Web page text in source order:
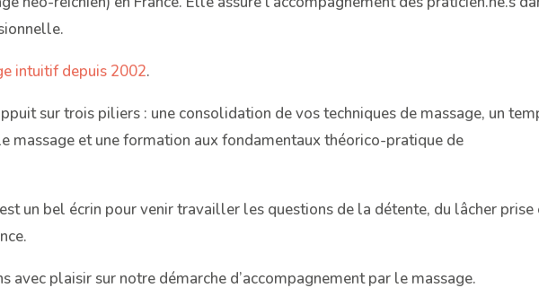
intuitif depuis 2002.
sur trois piliers : une consolidation de vos techniques de massage, un
massage et une formation aux fondamentaux théorico-pratique de
un bel écrin pour venir travailler les questions de la détente, du lâcher prise
avec plaisir sur notre démarche d’accompagnement par le massage.